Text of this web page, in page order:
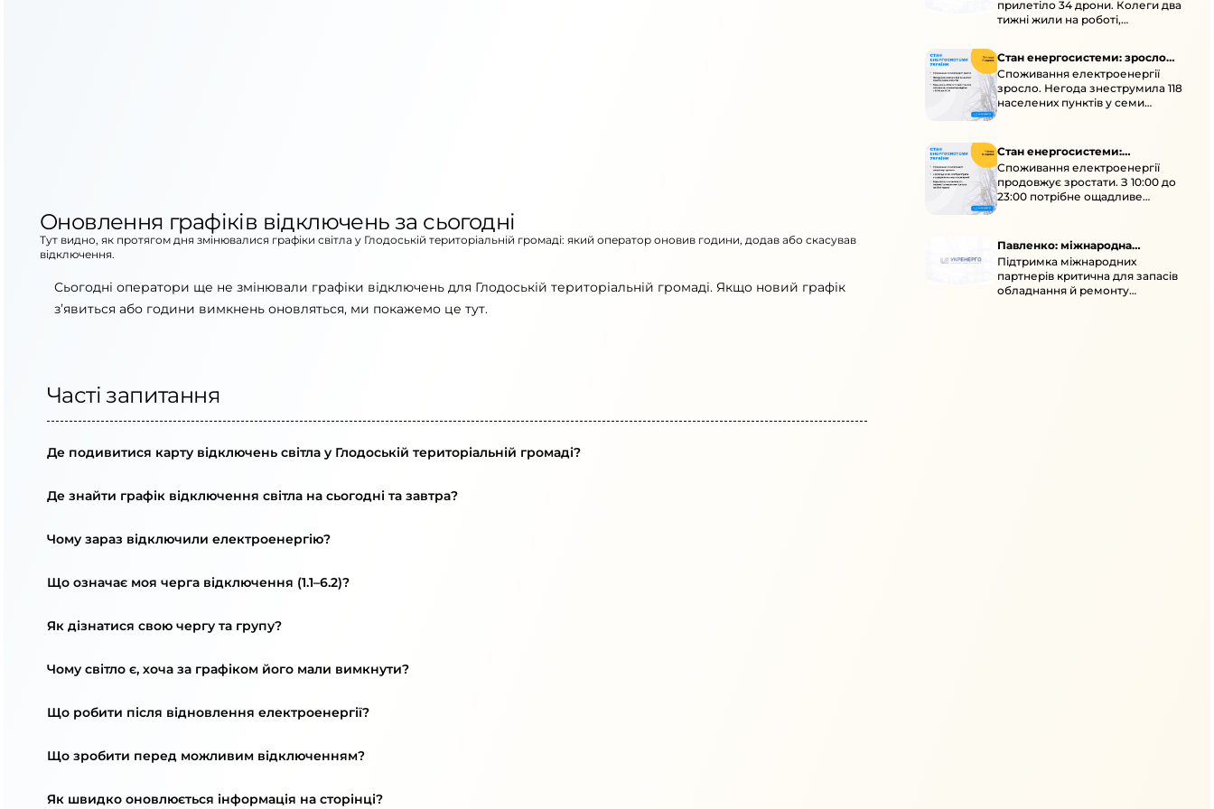
Оновлення графіків відключень за сьогодні
Тут видно, як протягом дня змінювалися графіки світла у Глодоській територіальній громаді: який оператор оновив години, додав або скасував
відключення.
Сьогодні оператори ще не змінювали графіки відключень для Глодоській територіальній громаді. Якщо новий графік
з’явиться або години вимкнень оновляться, ми покажемо це тут.
Часті запитання
Де подивитися карту відключень світла у Глодоській територіальній громаді?
Де знайти графік відключення світла на сьогодні та завтра?
Чому зараз відключили електроенергію?
Що означає моя черга відключення (1.1–6.2)?
Як дізнатися свою чергу та групу?
Чому світло є, хоча за графіком його мали вимкнути?
Що робити після відновлення електроенергії?
Що зробити перед можливим відключенням?
Як швидко оновлюється інформація на сторінці?
прилетіло 34 дрони. Колеги два
тижні жили на роботі,
Стан енергосистеми: зросло
споживання через негоду
Споживання електроенергії
зросло. Негода знеструмила 118
населених пунктів у семи
областях. Обмежте
електроприладами 10:00–23:00.
Стан енергосистеми:
споживання зростає
Споживання електроенергії
продовжує зростати. З 10:00 до
23:00 потрібне ощадливе
енергоспоживання, а
перенести на нічні години.
Павленко: міжнародна
підтримка для стійкості
енергосистеми
Підтримка міжнародних
партнерів критична для запасів
обладнання й ремонту